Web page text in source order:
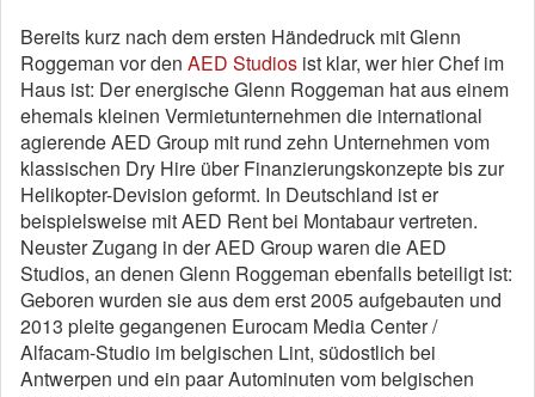
Bereits kurz nach dem ersten Händedruck mit Glenn
Roggeman vor den AED Studios ist klar, wer hier Chef im
Haus ist: Der energische Glenn Roggeman hat aus einem
ehemals kleinen Vermietunternehmen die international
agierende AED Group mit rund zehn Unternehmen vom
klassischen Dry Hire über Finanzierungskonzepte bis zur
Helikopter-Devision geformt. In Deutschland ist er
beispielsweise mit AED Rent bei Montabaur vertreten.
Neuster Zugang in der AED Group waren die AED
Studios, an denen Glenn Roggeman ebenfalls beteiligt ist:
Geboren wurden sie aus dem erst 2005 aufgebauten und
2013 pleite gegangenen Eurocam Media Center /
Alfacam-Studio im belgischen Lint, südostlich bei
Antwerpen und ein paar Autominuten vom belgischen